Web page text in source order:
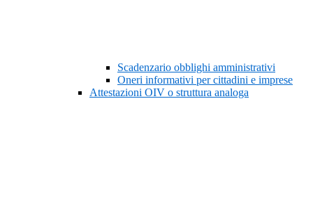
Scadenzario obblighi amministrativi
Oneri informativi per cittadini e imprese
Attestazioni OIV o struttura analoga